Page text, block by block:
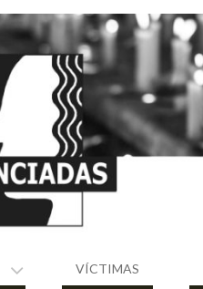
VÍCTIMAS